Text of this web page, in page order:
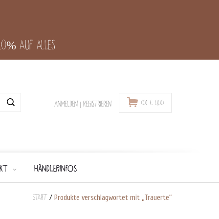
auf alles
Anmelden | Registrieren (0) € 0,00
HÄNDLERINFOS
Start / Produkte verschlagwortet mit „Trauerte“